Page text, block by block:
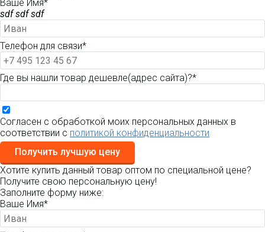
Ваше Имя*
sdf sdf sdf
Телефон для связи*
Где вы нашли товар дешевле(адрес сайта)?*
Согласен с обработкой моих персональных данных в
соответствии с политикой конфиденциальности
Получить лучшую цену
Хотите купить данный товар оптом по специальной цене?
Получите свою персональную цену!
Заполните форму ниже:
Ваше Имя*